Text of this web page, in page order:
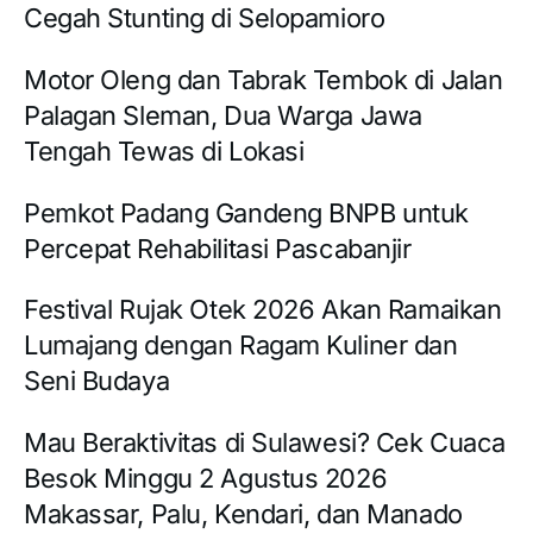
Cegah Stunting di Selopamioro
Motor Oleng dan Tabrak Tembok di Jalan
Palagan Sleman, Dua Warga Jawa
Tengah Tewas di Lokasi
Pemkot Padang Gandeng BNPB untuk
Percepat Rehabilitasi Pascabanjir
Festival Rujak Otek 2026 Akan Ramaikan
Lumajang dengan Ragam Kuliner dan
Seni Budaya
Mau Beraktivitas di Sulawesi? Cek Cuaca
Besok Minggu 2 Agustus 2026
Makassar, Palu, Kendari, dan Manado